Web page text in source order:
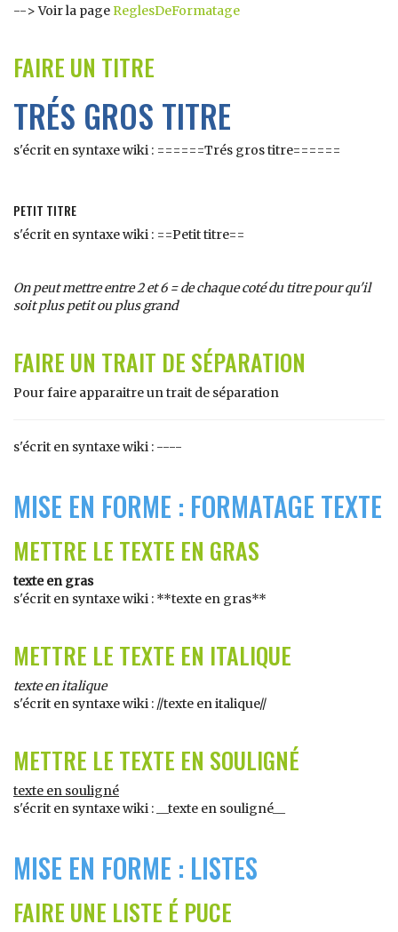
--> Voir la page ReglesDeFormatage
FAIRE UN TITRE
TRÉS GROS TITRE
s'écrit en syntaxe wiki : ======Trés gros titre======
PETIT TITRE
s'écrit en syntaxe wiki : ==Petit titre==
On peut mettre entre 2 et 6 = de chaque coté du titre pour qu'il
soit plus petit ou plus grand
FAIRE UN TRAIT DE SÉPARATION
Pour faire apparaitre un trait de séparation
s'écrit en syntaxe wiki : ----
MISE EN FORME : FORMATAGE TEXTE
METTRE LE TEXTE EN GRAS
texte en gras
s'écrit en syntaxe wiki : **texte en gras**
METTRE LE TEXTE EN ITALIQUE
texte en italique
s'écrit en syntaxe wiki : //texte en italique//
METTRE LE TEXTE EN SOULIGNÉ
texte en souligné
s'écrit en syntaxe wiki : __texte en souligné__
MISE EN FORME : LISTES
FAIRE UNE LISTE É PUCE